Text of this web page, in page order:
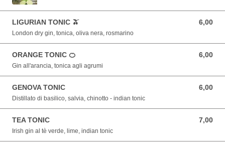
LIGURIAN TONIC 🫒 6,00
6,00 EUR
London dry gin, tonica, oliva nera, rosmarino
ORANGE TONIC 🍊 6,00
6,00 EUR
Gin all'arancia, tonica agli agrumi
GENOVA TONIC 6,00
6,00 EUR
Distillato di basilico, salvia, chinotto - indian tonic
TEA TONIC 7,00
7,00 EUR
Irish gin al tè verde, lime, indian tonic